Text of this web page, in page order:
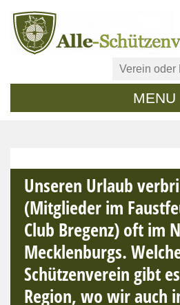
MENU
Unseren Urlaub
(Mitglieder im
Club Bregenz) oft im
Mecklenburgs.
Schützenverein gibt
Region, wo wir auch